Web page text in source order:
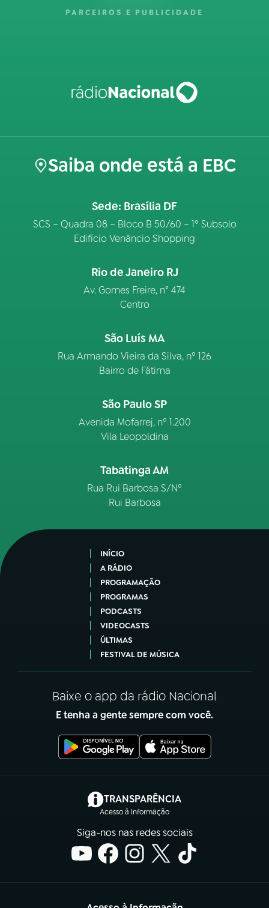
PARCEIROS E PUBLICIDADE
Saiba onde está a EBC
Sede: Brasília DF
SCS – Quadra 08 – Bloco B 50/60 – 1º Subsolo
Edifício Venâncio Shopping
Rio de Janeiro RJ
Av. Gomes Freire, n° 474
Centro
São Luís MA
Rua Armando Vieira da Silva, nº 126
Bairro de Fátima
São Paulo SP
Avenida Mofarrej, nº 1.200
Vila Leopoldina
Tabatinga AM
Rua Rui Barbosa S/Nº
Rui Barbosa
INÍCIO
A RÁDIO
PROGRAMAÇÃO
PROGRAMAS
PODCASTS
VIDEOCASTS
ÚLTIMAS
FESTIVAL DE MÚSICA
Baixe o app da rádio Nacional
E tenha a gente sempre com você.
TRANSPARÊNCIA
Acesso à Informação
(abre em nova aba)
Siga-nos nas redes sociais